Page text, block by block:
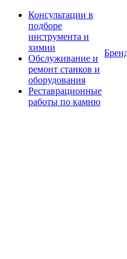
Консультации в
подборе
инструмента и
химии
Обслуживание и
ремонт станков и
оборудования
Реставрационные
работы по камню